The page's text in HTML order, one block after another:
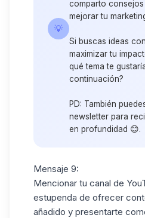
💡
comparto
mejorar tu
Si buscas ideas
maximizar tu
qué tema te
continuación?
PD: También
newsletter para
en profundidad 😊.
Mensaje 9:
Mencionar tu canal de
estupenda de ofrecer
añadido y presentarte